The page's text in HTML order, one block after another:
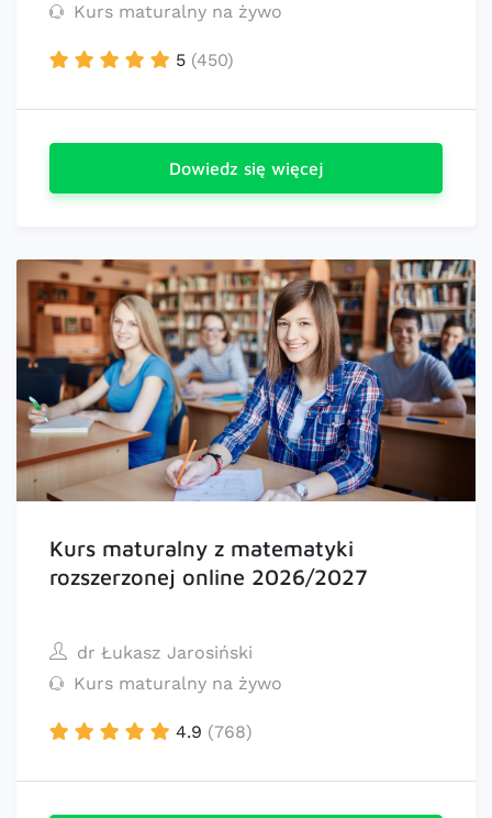
Kurs maturalny na żywo
5 (450)
Dowiedz się więcej
Kurs maturalny z matematyki
rozszerzonej online 2026/2027
dr Łukasz Jarosiński
Kurs maturalny na żywo
4.9 (768)